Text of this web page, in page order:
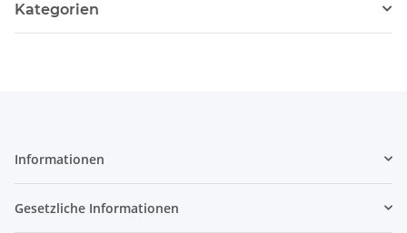
Kategorien
Informationen
Gesetzliche Informationen